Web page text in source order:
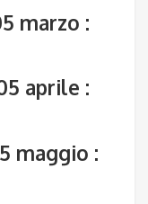
marzo :
aprile :
maggio :